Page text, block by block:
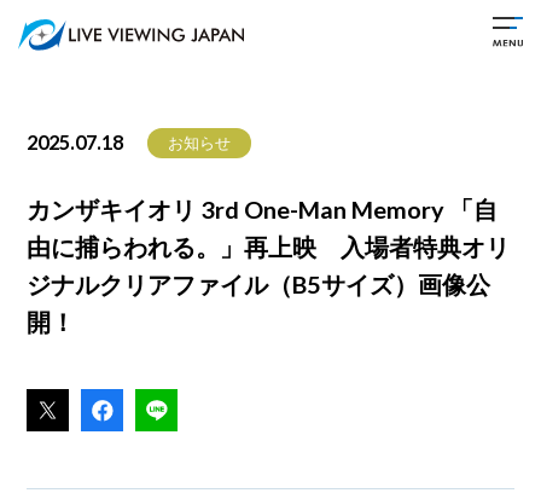
2025.07.18 お知らせ
カンザキイオリ 3rd One-Man Memory 「自
由に捕らわれる。」再上映 入場者特典オリ
ジナルクリアファイル（B5サイズ）画像公
開！